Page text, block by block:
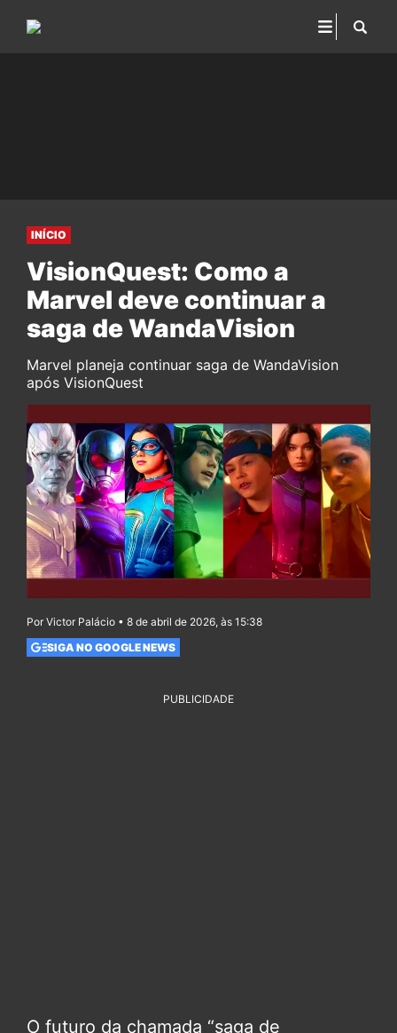
INÍCIO
VisionQuest: Como a
Marvel deve continuar a
saga de WandaVision
Marvel planeja continuar saga de WandaVision
após VisionQuest
Por Victor Palácio • 8 de abril de 2026, às 15:38
SIGA NO GOOGLE NEWS
PUBLICIDADE
O futuro da chamada “saga de